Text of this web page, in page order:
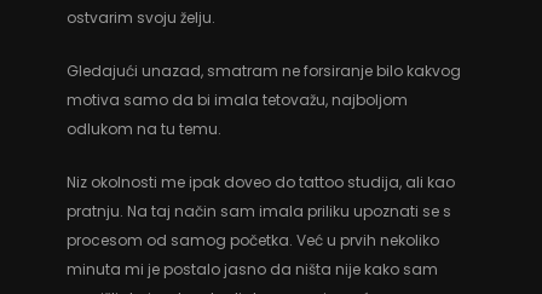
ostvarim svoju želju.
Gledajući unazad, smatram ne forsiranje bilo kakvog
motiva samo da bi imala tetovažu, najboljom
odlukom na tu temu.
Niz okolnosti me ipak doveo do tattoo studija, ali kao
pratnju. Na taj način sam imala priliku upoznati se s
procesom od samog početka. Već u prvih nekoliko
minuta mi je postalo jasno da ništa nije kako sam